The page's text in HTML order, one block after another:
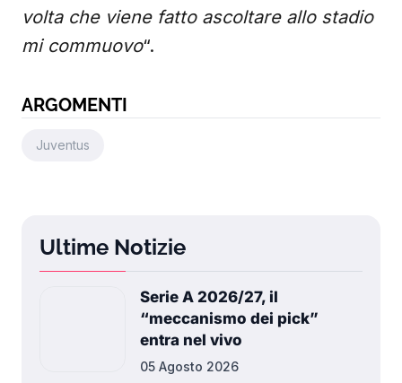
volta che viene fatto ascoltare allo stadio
mi commuovo“.
ARGOMENTI
Juventus
Ultime Notizie
Serie A 2026/27, il
“meccanismo dei pick”
entra nel vivo
05 Agosto 2026